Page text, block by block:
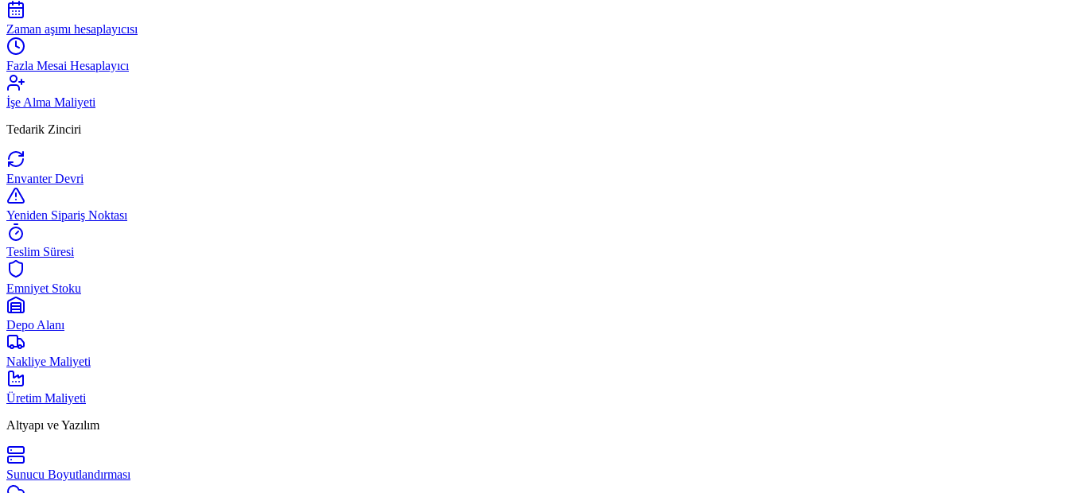
Zaman aşımı hesaplayıcısı
Fazla Mesai Hesaplayıcı
İşe Alma Maliyeti
Tedarik Zinciri
Envanter Devri
Yeniden Sipariş Noktası
Teslim Süresi
Emniyet Stoku
Depo Alanı
Nakliye Maliyeti
Üretim Maliyeti
Altyapı ve Yazılım
Sunucu Boyutlandırması